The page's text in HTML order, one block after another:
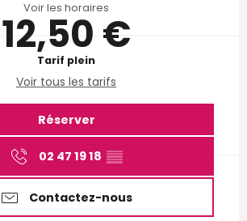
Voir les horaires
12,50 €
Tarif plein
Voir tous les tarifs
Réserver
02 47 19 18 ▒▒
Contactez-nous